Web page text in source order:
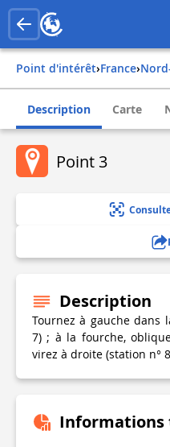
Point d'intérêt› france›
Description Carte
Point 3
Description
Tournez à gauche dans
7) ; à la fourche,
virez à droite (station n°
Informations